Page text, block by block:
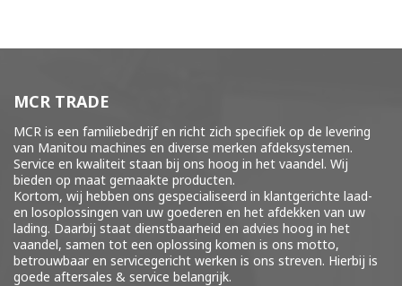
MCR TRADE
MCR is een familiebedrijf en richt zich specifiek op de levering
van Manitou machines en diverse merken afdeksystemen.
Service en kwaliteit staan bij ons hoog in het vaandel. Wij
bieden op maat gemaakte producten.
Kortom, wij hebben ons gespecialiseerd in klantgerichte laad-
en losoplossingen van uw goederen en het afdekken van uw
lading. Daarbij staat dienstbaarheid en advies hoog in het
vaandel, samen tot een oplossing komen is ons motto,
betrouwbaar en servicegericht werken is ons streven. Hierbij is
goede aftersales & service belangrijk.